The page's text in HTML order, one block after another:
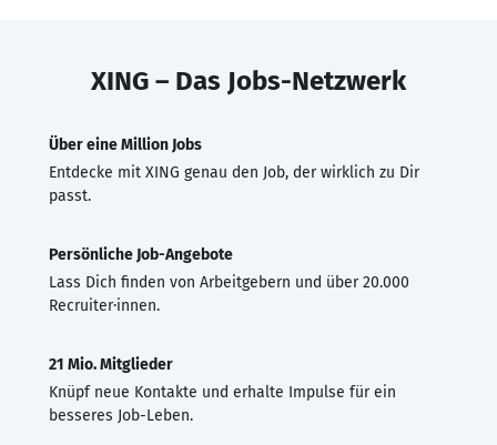
XING – Das Jobs-Netzwerk
Über eine Million Jobs
Entdecke mit XING genau den Job, der wirklich zu Dir
passt.
Persönliche Job-Angebote
Lass Dich finden von Arbeitgebern und über 20.000
Recruiter·innen.
21 Mio. Mitglieder
Knüpf neue Kontakte und erhalte Impulse für ein
besseres Job-Leben.